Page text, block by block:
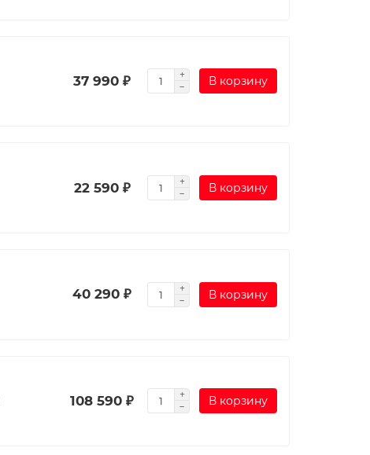
37 990 ₽ В корзину
22 590 ₽ В корзину
40 290 ₽ В корзину
108 590 ₽ В корзину